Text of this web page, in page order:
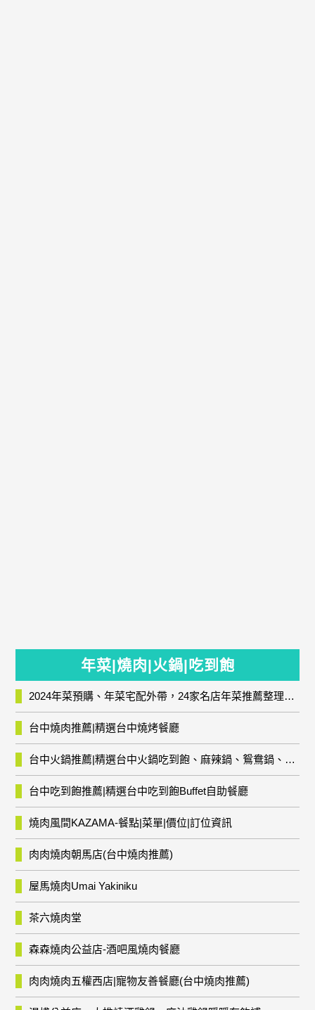
年菜|燒肉|火鍋|吃到飽
2024年菜預購、年菜宅配外帶，24家名店年菜推薦整理，圍爐輕鬆上菜團圓趣
台中燒肉推薦|精選台中燒烤餐廳
台中火鍋推薦|精選台中火鍋吃到飽、麻辣鍋、鴛鴦鍋、石頭火鍋、酸菜白肉鍋、海鮮鍋、燒酒雞、麻油雞、壽喜燒等熱門人氣火鍋店!
台中吃到飽推薦|精選台中吃到飽Buffet自助餐廳
燒肉風間KAZAMA-餐點|菜單|價位|訂位資訊
肉肉燒肉朝馬店(台中燒肉推薦)
屋馬燒肉Umai Yakiniku
茶六燒肉堂
森森燒肉公益店-酒吧風燒肉餐廳
肉肉燒肉五權西店|寵物友善餐廳(台中燒肉推薦)